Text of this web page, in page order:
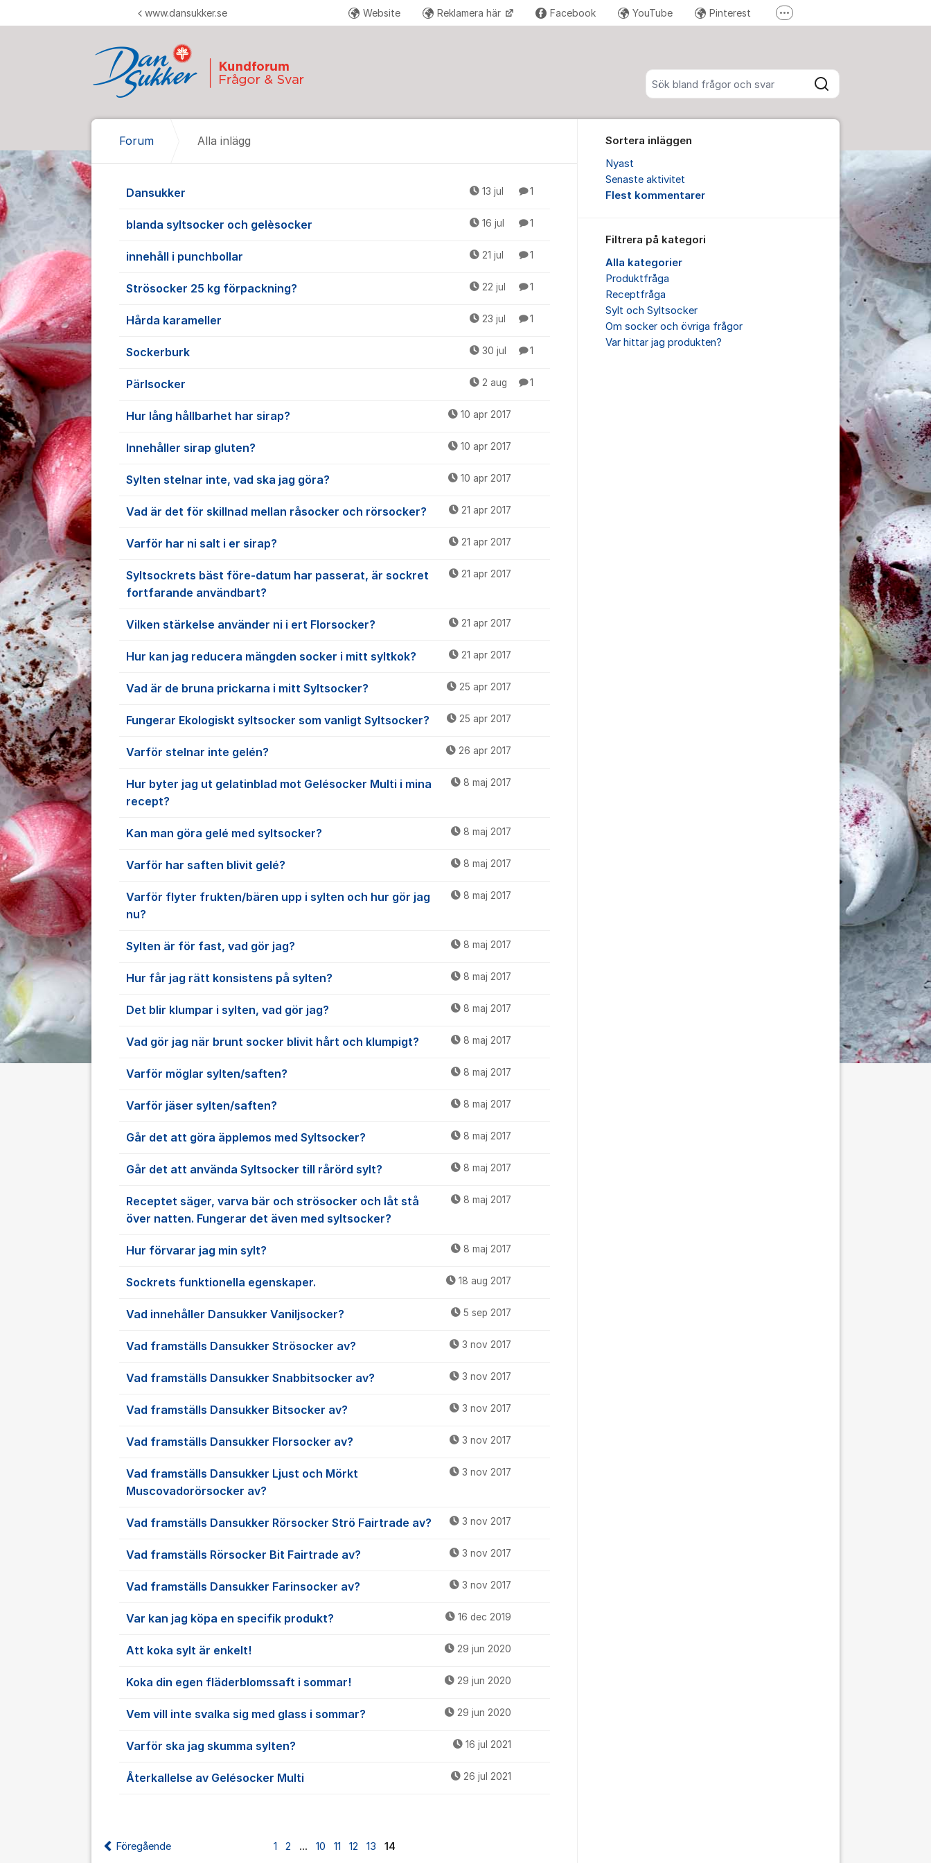
Sök bland alla inlägg
Sök
www.dansukker.se Website Reklamera här Facebook YouTube Pinterest Fler supportlänkar
Forum Alla inlägg
Alla inlägg
Dansukker 13 jul 1
blanda syltsocker och gelèsocker 16 jul 1
innehåll i punchbollar 21 jul 1
Strösocker 25 kg förpackning? 22 jul 1
Hårda karameller 23 jul 1
Sockerburk 30 jul 1
Pärlsocker 2 aug 1
Hur lång hållbarhet har sirap? 10 apr 2017
Innehåller sirap gluten? 10 apr 2017
Sylten stelnar inte, vad ska jag göra? 10 apr 2017
Vad är det för skillnad mellan råsocker och rörsocker? 21 apr 2017
Varför har ni salt i er sirap? 21 apr 2017
Syltsockrets bäst före-datum har passerat, är sockret
fortfarande användbart?
21 apr 2017
Vilken stärkelse använder ni i ert Florsocker? 21 apr 2017
Hur kan jag reducera mängden socker i mitt syltkok? 21 apr 2017
Vad är de bruna prickarna i mitt Syltsocker? 25 apr 2017
Fungerar Ekologiskt syltsocker som vanligt Syltsocker? 25 apr 2017
Varför stelnar inte gelén? 26 apr 2017
Hur byter jag ut gelatinblad mot Gelésocker Multi i mina
recept?
8 maj 2017
Kan man göra gelé med syltsocker? 8 maj 2017
Varför har saften blivit gelé? 8 maj 2017
Varför flyter frukten/bären upp i sylten och hur gör jag
nu?
8 maj 2017
Sylten är för fast, vad gör jag? 8 maj 2017
Hur får jag rätt konsistens på sylten? 8 maj 2017
Det blir klumpar i sylten, vad gör jag? 8 maj 2017
Vad gör jag när brunt socker blivit hårt och klumpigt? 8 maj 2017
Varför möglar sylten/saften? 8 maj 2017
Varför jäser sylten/saften? 8 maj 2017
Går det att göra äpplemos med Syltsocker? 8 maj 2017
Går det att använda Syltsocker till rårörd sylt? 8 maj 2017
Receptet säger, varva bär och strösocker och låt stå
över natten. Fungerar det även med syltsocker?
8 maj 2017
Hur förvarar jag min sylt? 8 maj 2017
Sockrets funktionella egenskaper. 18 aug 2017
Vad innehåller Dansukker Vaniljsocker? 5 sep 2017
Vad framställs Dansukker Strösocker av? 3 nov 2017
Vad framställs Dansukker Snabbitsocker av? 3 nov 2017
Vad framställs Dansukker Bitsocker av? 3 nov 2017
Vad framställs Dansukker Florsocker av? 3 nov 2017
Vad framställs Dansukker Ljust och Mörkt
Muscovadorörsocker av?
3 nov 2017
Vad framställs Dansukker Rörsocker Strö Fairtrade av? 3 nov 2017
Vad framställs Rörsocker Bit Fairtrade av? 3 nov 2017
Vad framställs Dansukker Farinsocker av? 3 nov 2017
Var kan jag köpa en specifik produkt? 16 dec 2019
Att koka sylt är enkelt! 29 jun 2020
Koka din egen fläderblomssaft i sommar! 29 jun 2020
Vem vill inte svalka sig med glass i sommar? 29 jun 2020
Varför ska jag skumma sylten? 16 jul 2021
Återkallelse av Gelésocker Multi 26 jul 2021
Föregående 1 2 ... 10 11 12 13 14
Sortera inläggen
Nyast
Senaste aktivitet
Flest kommentarer
Filtrera på kategori
Alla kategorier
Produktfråga
Receptfråga
Sylt och Syltsocker
Om socker och övriga frågor
Var hittar jag produkten?